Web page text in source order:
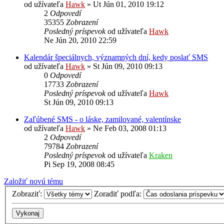
od užívateľa Hawk » Ut Jún 01, 2010 19:12
2 Odpovedí
35355 Zobrazení
Posledný príspevokod užívateľa Hawk
Ne Jún 20, 2010 22:59
Kalendár špeciálnych, významných dní, kedy poslať SMS
od užívateľa Hawk » St Jún 09, 2010 09:13
0 Odpovedí
17733 Zobrazení
Posledný príspevokod užívateľa Hawk
St Jún 09, 2010 09:13
Zaľúbené SMS - o láske, zamilované, valentínske
od užívateľa Hawk » Ne Feb 03, 2008 01:13
2 Odpovedí
79784 Zobrazení
Posledný príspevokod užívateľa Kraken
Pi Sep 19, 2008 08:45
Založiť novú tému
Zobraziť:
Zoradiť podľa: